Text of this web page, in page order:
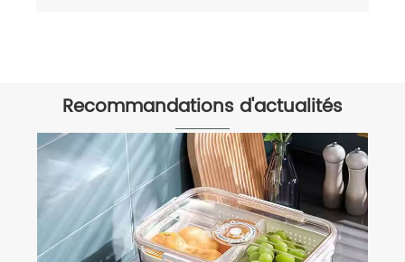
Recommandations d'actualités